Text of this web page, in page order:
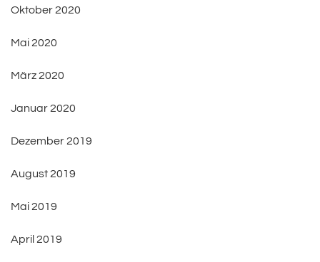
Oktober 2020
Mai 2020
März 2020
Januar 2020
Dezember 2019
August 2019
Mai 2019
April 2019